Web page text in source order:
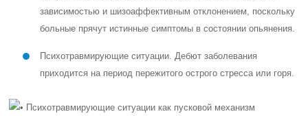
зависимостью и шизоаффективным отклонением, поскольку
больные прячут истинные симптомы в состоянии опьянения.
Психотравмирующие ситуации. Дебют заболевания
приходится на период пережитого острого стресса или горя.